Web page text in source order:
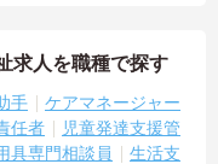
求人を職種で探す
手
ケアマネージャー
任者
児童発達支援管
具専門相談員
生活支